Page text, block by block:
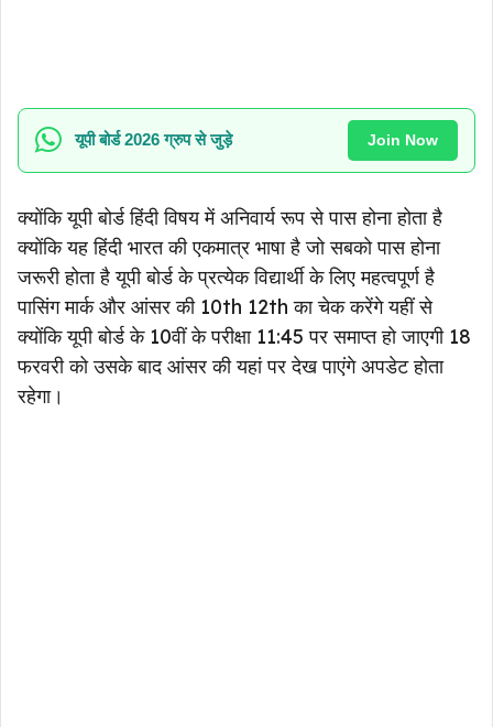
यूपी बोर्ड 2026 ग्रुप से जुड़े Join Now
क्योंकि यूपी बोर्ड हिंदी विषय में अनिवार्य रूप से पास होना होता है
क्योंकि यह हिंदी भारत की एकमात्र भाषा है जो सबको पास होना
जरूरी होता है यूपी बोर्ड के प्रत्येक विद्यार्थी के लिए महत्वपूर्ण है
पासिंग मार्क और आंसर की 10th 12th का चेक करेंगे यहीं से
क्योंकि यूपी बोर्ड के 10वीं के परीक्षा 11:45 पर समाप्त हो जाएगी 18
फरवरी को उसके बाद आंसर की यहां पर देख पाएंगे अपडेट होता
रहेगा।